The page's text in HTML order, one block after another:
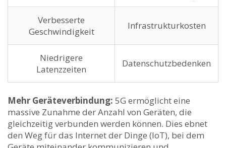
Verbesserte⁢
Geschwindigkeit
Infrastrukturkosten
Niedrigere⁢
Latenzzeiten
Datenschutzbedenken
Mehr Geräteverbindung: 5G ermöglicht eine
massive Zunahme der Anzahl von Geräten, die​
gleichzeitig verbunden werden können.⁣ Dies ebnet​
den Weg für das Internet der Dinge (IoT), bei dem